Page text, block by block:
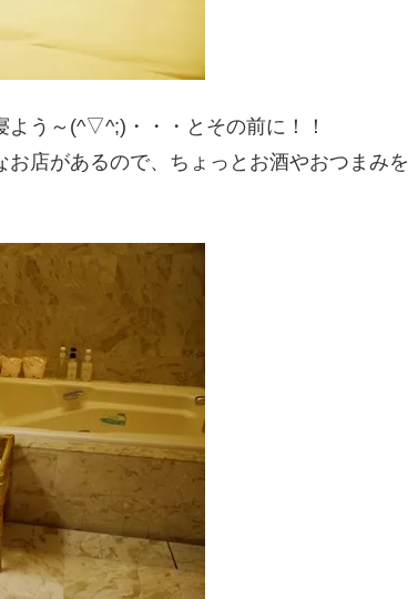
う～(^▽^;)・・・とその前に！！
店があるので、ちょっとお酒やおつまみを